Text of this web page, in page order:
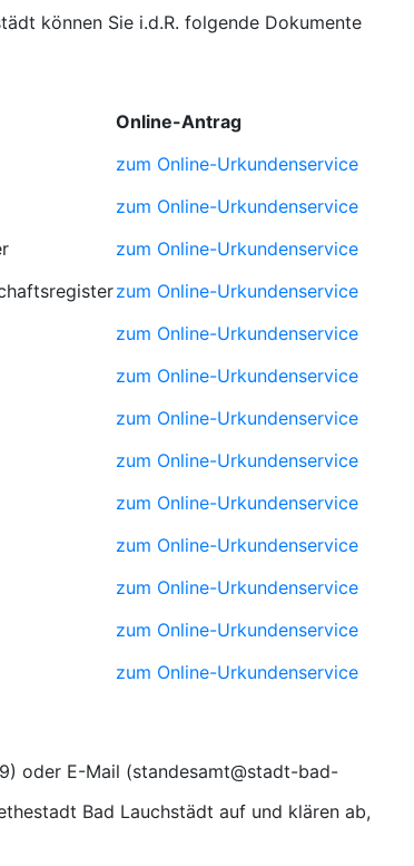
können Sie i.d.R. folgende Dokumente
Online-Antrag
zum Online-Urkundenservice
zum Online-Urkundenservice
zum Online-Urkundenservice
zum Online-Urkundenservice
zum Online-Urkundenservice
zum Online-Urkundenservice
zum Online-Urkundenservice
zum Online-Urkundenservice
zum Online-Urkundenservice
zum Online-Urkundenservice
zum Online-Urkundenservice
zum Online-Urkundenservice
zum Online-Urkundenservice
) oder E-Mail (
Bad Lauchstädt auf und klären ab,